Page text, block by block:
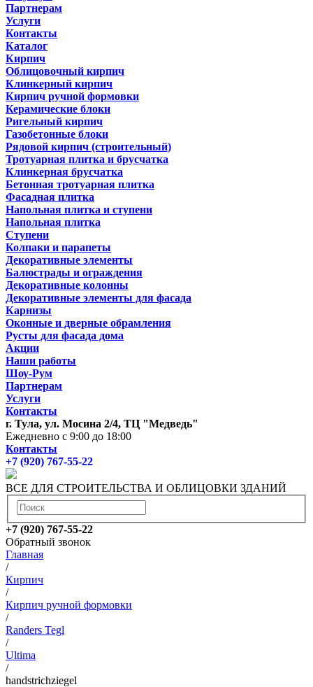
Партнерам
Услуги
Контакты
Каталог
Кирпич
Облицовочный кирпич
Клинкерный кирпич
Кирпич ручной формовки
Керамические блоки
Ригельный кирпич
Газобетонные блоки
Рядовой кирпич (строительный)
Тротуарная плитка и брусчатка
Клинкерная брусчатка
Бетонная тротуарная плитка
Фасадная плитка
Напольная плитка и ступени
Напольная плитка
Ступени
Колпаки и парапеты
Декоративные элементы
Балюстрады и ограждения
Декоративные колонны
Декоративные элементы для фасада
Карнизы
Оконные и дверные обрамления
Русты для фасада дома
Акции
Наши работы
Шоу-Рум
Партнерам
Услуги
Контакты
г. Тула, ул. Мосина 2/4, ТЦ "Медведь"
Ежедневно с 9:00 до 18:00
Контакты
+7 (920) 767-55-22
ВСЕ ДЛЯ СТРОИТЕЛЬСТВА И ОБЛИЦОВКИ ЗДАНИЙ
+7 (920) 767-55-22
Обратный звонок
Главная
/
Кирпич
/
Кирпич ручной формовки
/
Randers Tegl
/
Ultima
/
handstrichziegel